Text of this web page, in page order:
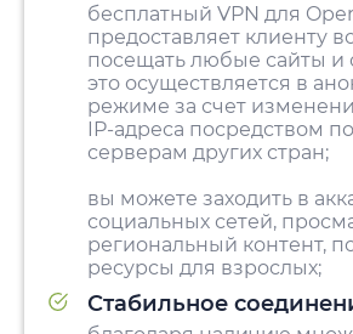
бесплатный VPN для
предоставляет клиенту
посещать любые сайты и
это осуществляется в
режиме за счет
IP-адреса посредством
серверам других стран;
вы можете заходить в
социальных сетей,
региональный контент,
ресурсы для взрослых;
Стабильное